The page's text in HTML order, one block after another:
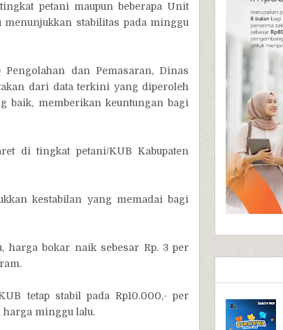
petani maupun beberapa Unit
stabilitas pada minggu
dan Pemasaran, Dinas
dari data terkini yang diperoleh
baik, memberikan keuntungan bagi
di tingkat petani/KUB Kabupaten
kestabilan yang memadai bagi
harga bokar naik sebesar Rp. 3 per
tetap stabil pada Rp10.000,- per
minggu lalu.